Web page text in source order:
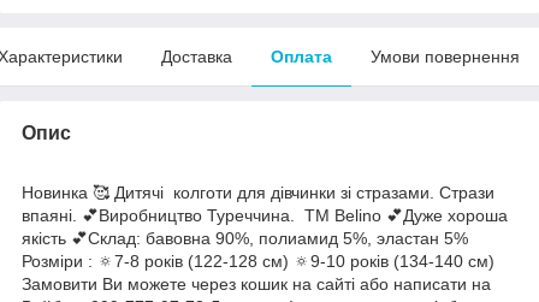
Доставка Оплата Умови повернення
Опис
Новинка 🥰 Дитячі колготи для дівчинки зі стразами. Стрази
впаяні. 💕Виробництво Туреччина. ТМ Belino 💕Дуже хороша
якість 💕Склад: бавовна 90%, полиамид 5%, эластан 5%
Розміри : 🔅7-8 років (122-128 см) 🔅9-10 років (134-140 см)
Замовити Ви можете через кошик на сайті або написати на